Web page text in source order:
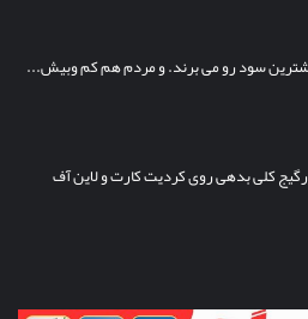
بیشترین سود رو می برند. و مردم هم کم وبیش...
کلی بدهی روی کردیت کارت و لاین آف